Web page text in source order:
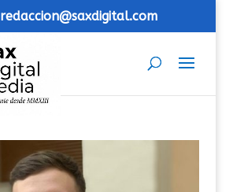
redaccion@saxdigital.com